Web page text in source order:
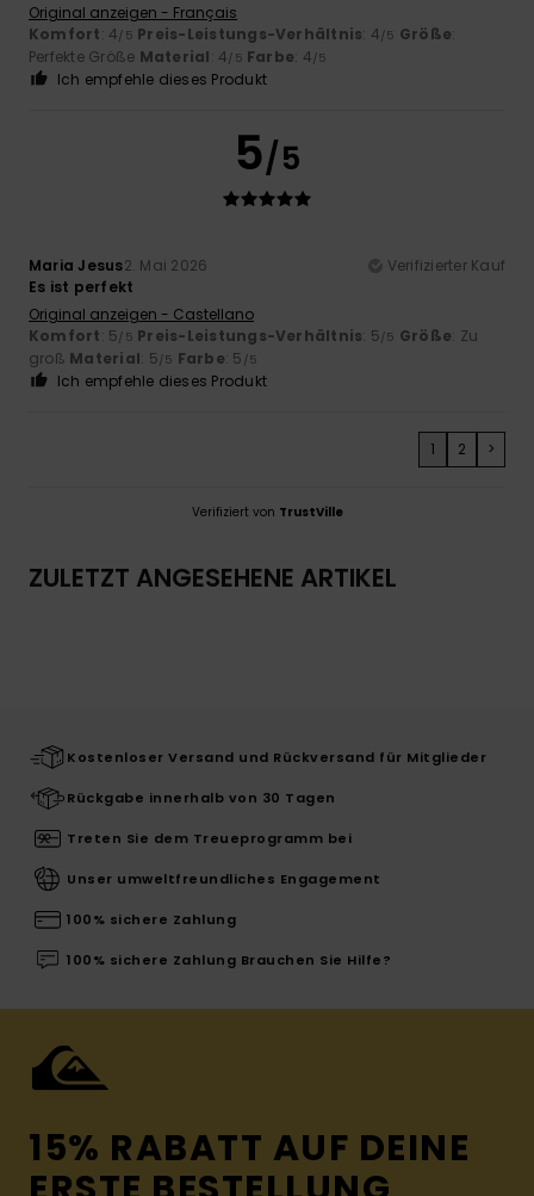
Original anzeigen - Français
Komfort: 4/5 Preis-Leistungs-Verhältnis: 4/5 Größe:
Perfekte Größe Material: 4/5 Farbe: 4/5
Ich empfehle dieses Produkt
5/5
Maria Jesus2. Mai 2026
Verifizierter Kauf
Es ist perfekt
Original anzeigen - Castellano
Komfort: 5/5 Preis-Leistungs-Verhältnis: 5/5 Größe: Zu
groß Material: 5/5 Farbe: 5 /5
Ich empfehle dieses Produkt
1 2 >
Verifiziert von TrustVille
ZULETZT ANGESEHENE ARTIKEL
Kostenloser Versand und Rückversand für Mitglieder
Rückgabe innerhalb von 30 Tagen
Treten Sie dem Treueprogramm bei
Unser umweltfreundliches Engagement
100% sichere Zahlung
100% sichere Zahlung Brauchen Sie Hilfe?
15% RABATT AUF DEINE